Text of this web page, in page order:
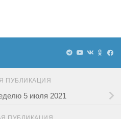
ПУБЛИКАЦИЯ
5 июля 2021